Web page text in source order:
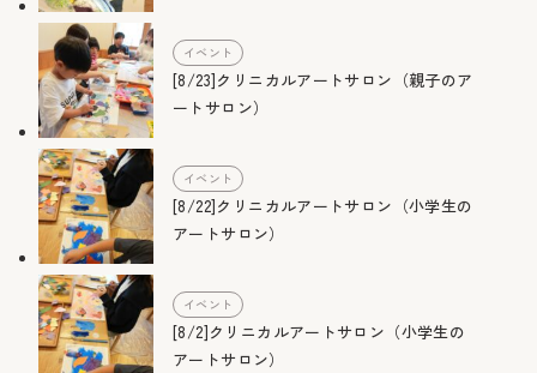
イベント
[8/23]クリニカルアートサロン（親子のア
ートサロン）
イベント
[8/22]クリニカルアートサロン（小学生の
アートサロン）
イベント
[8/2]クリニカルアートサロン（小学生の
アートサロン）